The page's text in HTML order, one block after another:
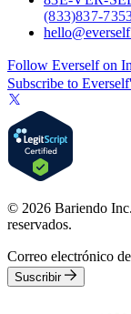
(833) 837-
Follow Everself on
Subscribe to
© 2026 Bariendo
reservados.
Correo electrónico
Suscribir